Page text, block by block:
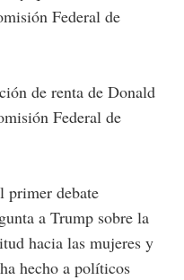
Federal de
de renta de Donald
Federal de
primer debate
a Trump sobre la
hacia las mujeres y
hecho a políticos